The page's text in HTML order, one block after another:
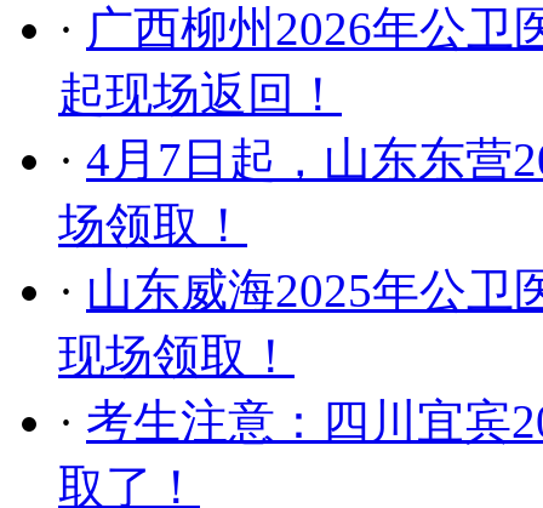
· 广西柳州2026年公卫
起现场返回！
· 4月7日起，山东东营
场领取！
· 山东威海2025年公卫
现场领取！
· 考生注意：四川宜宾
取了！